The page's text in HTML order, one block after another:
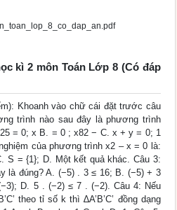
kì 2 môn Toán Lớp 8 (Có đáp
Khoanh vào chữ cái đặt trước câu
trình nào sau đây là phương trình
= 0; x B. = 0 ; x82 − C. x + y = 0; 1
của phương trình x2 – x = 0 là:
S = {1}; D. Một kết quả khác. Câu 3:
là đúng? A. (−5) . 3 ≤ 16; B. (−5) + 3
D. 5 . (−2) ≤ 7 . (−2). Câu 4: Nếu
theo tỉ số k thì ∆A’B’C’ đồng dạng